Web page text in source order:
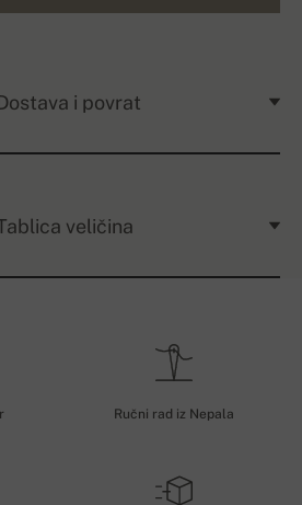
i povrat
veličina
Ručni rad iz Nepala